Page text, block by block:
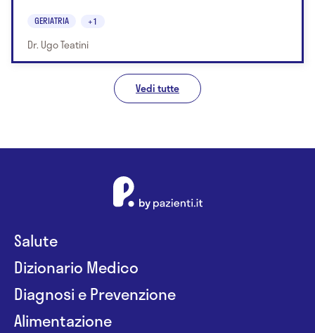
GERIATRIA +1
Dr. Ugo Teatini
Vedi tutte
Salute
Dizionario Medico
Diagnosi e Prevenzione
Alimentazione